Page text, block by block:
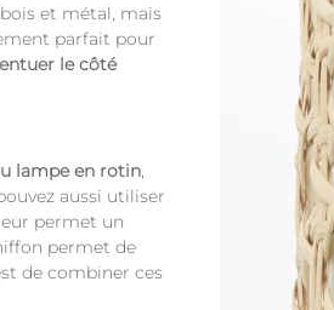
et métal, mais
parfait pour
le côté
lampe en rotin
aussi utiliser
permet un
permet de
de combiner ces